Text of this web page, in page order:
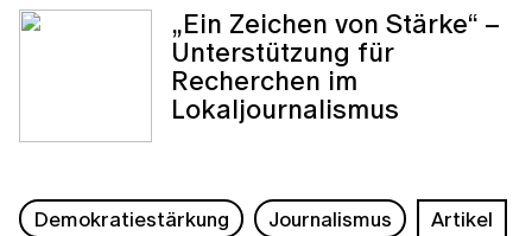
„Ein Zeichen von Stärke“ –
Unterstützung für
Recherchen im
Lokaljournalismus
Demokratiestärkung Journalismus Artikel